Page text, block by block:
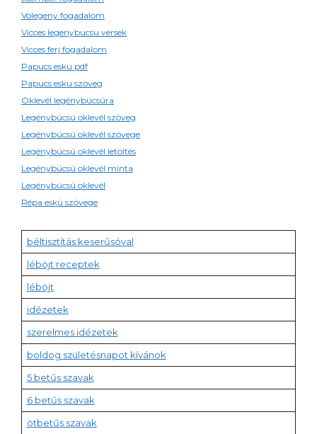
Volegeny fogadalom
Vicces legenybucsu versek
Vicces ferj fogadalom
Papucs esku pdf
Papucs esku szoveg
Oklevél legénybúcsúra
Legénybúcsú oklevél szöveg
Legénybúcsú oklevél szövege
Legénybúcsú oklevél letöltés
Legénybúcsú oklevél minta
Legénybúcsú oklevél
Répa eskü szövege
béltisztítás keserűsóval
léböjt receptek
léböjt
idézetek
szerelmes idézetek
boldog születésnapot kívánok
5 betűs szavak
6 betűs szavak
ötbetűs szavak